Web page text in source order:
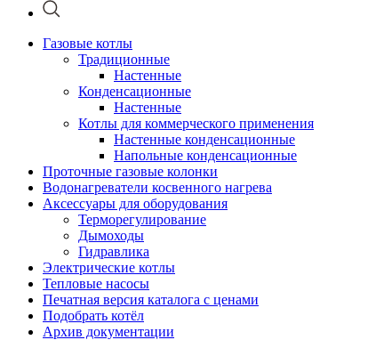
Газовые котлы
Традиционные
Настенные
Конденсационные
Настенные
Котлы для коммерческого применения
Настенные конденсационные
Напольные конденсационные
Проточные газовые колонки
Водонагреватели косвенного нагрева
Аксессуары для оборудования
Терморегулирование
Дымоходы
Гидравлика
Электрические котлы
Тепловые насосы
Печатная версия каталога с ценами
Подобрать котёл
Архив документации